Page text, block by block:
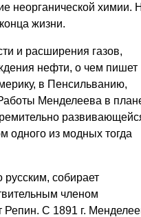
неорганической химии.
жизни.
и расширения газов,
нефти, о чем пишет
в Пенсильванию,
Менделеева в
одного из модных тогда
русским, собирает
членом
Репин. С 1891 г.